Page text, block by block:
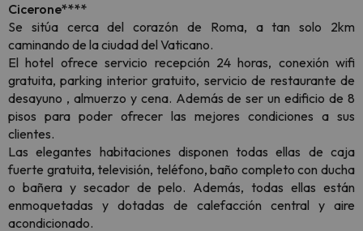
Cicerone****
Se sitúa cerca del corazón de Roma, a tan solo 2km
caminando de la ciudad del Vaticano.
El hotel ofrece servicio recepción 24 horas, conexión wifi
gratuita, parking interior gratuito, servicio de restaurante de
desayuno , almuerzo y cena. Además de ser un edificio de 8
pisos para poder ofrecer las mejores condiciones a sus
clientes.
Las elegantes habitaciones disponen todas ellas de caja
fuerte gratuita, televisión, teléfono, baño completo con ducha
o bañera y secador de pelo. Además, todas ellas están
enmoquetadas y dotadas de calefacción central y aire
acondicionado.